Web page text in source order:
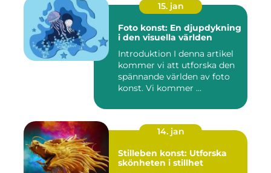
15. jan
Foto konst: En djupdykning
i den visuella världen
Introduktion I denna artikel
kommer vi att utforska den
spännande världen av foto
konst. Vi kommer ...
14. jan
Stilleben konst: Utforska
skönheten i stillhet